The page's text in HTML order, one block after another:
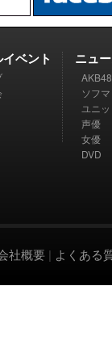
ベント ニュ
AKB48
ソフ
ユニ
声優
女優
DVD
社概要 | よくある